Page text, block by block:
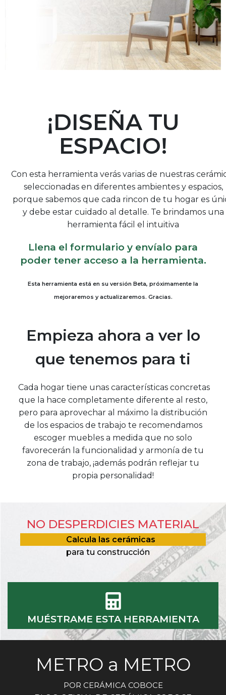
¡DISEÑA TU
ESPACIO!
Con esta herramienta verás varias de nuestras
seleccionadas en diferentes ambientes y espacios,
porque sabemos que cada rincon de tu hogar es
y debe estar cuidado al detalle. Te brindamos una
herramienta fácil el intuitiva
Llena el formulario y envíalo para
poder tener acceso a la herramienta.
Esta herramienta está en su versión Beta, próximamente la
mejoraremos y actualizaremos. Gracias.
Empieza ahora a ver lo
que tenemos para ti
Cada hogar tiene unas características concretas
que la hace completamente diferente al resto,
pero para aprovechar al máximo la distribución
de los espacios de trabajo te recomendamos
escoger muebles a medida que no solo
favorecerán la funcionalidad y armonía de tu
zona de trabajo, ¡además podrán reflejar tu
propia personalidad!
NO DESPERDICIES MATERIAL
Calcula las cerámicas
para tu construcción
MUÉSTRAME ESTA HERRAMIENTA
METRO a METRO
POR CERÁMICA COBOCE